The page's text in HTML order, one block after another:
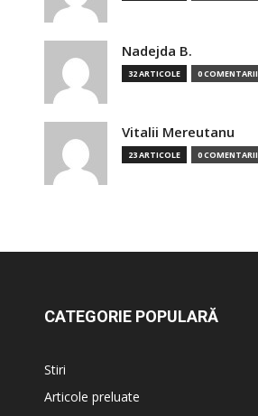
Nadejda B.
32 ARTICOLE 0 COMENTARII
Vitalii Mereutanu
23 ARTICOLE 0 COMENTARII
CATEGORIE POPULARĂ
Stiri
Articole preluate